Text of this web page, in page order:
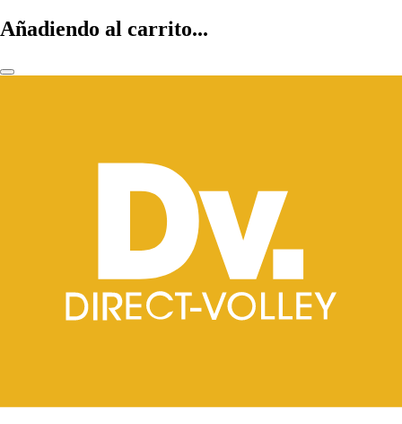
Añadiendo al carrito...